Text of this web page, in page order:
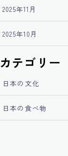
2025年11月
2025年10月
カテゴリー
日本の文化
日本の食べ物